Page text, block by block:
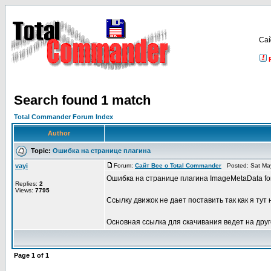
Search found 1 match
Total Commander Forum Index
Author
Topic: Ошибка на странице плагина
vayi
Replies: 2
Views: 7795
Forum: Сайт Все о Total Commander Posted: Sat
Ошибка на странице плагина ImageMetaData
Ссылку движок не дает поставить так как я тут
Основная ссылка для скачивания ведет на
Page 1 of 1